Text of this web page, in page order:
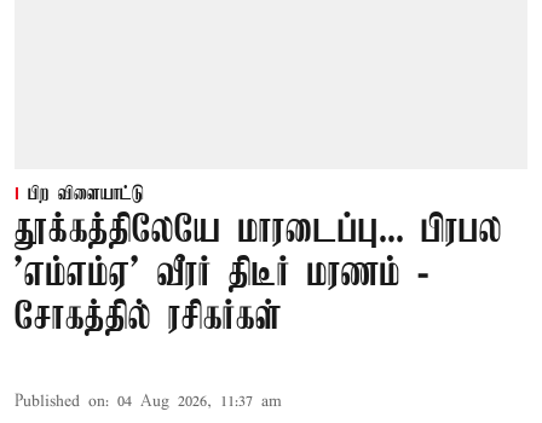
பிற விளையாட்டு
தூக்கத்திலேயே மாரடைப்பு... பிரபல
’எம்எம்ஏ’ வீரர் திடீர் மரணம் -
சோகத்தில் ரசிகர்கள்
Published on: 04 Aug 2026, 11:37 am